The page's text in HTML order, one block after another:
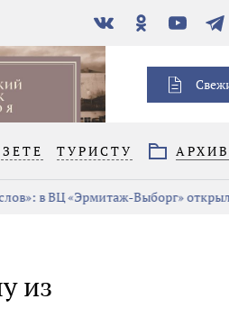
В
контакте
Одноклассники
YouTube
ТУРИСТУ АРХИВ
в ВЦ «Эрмитаж-Выборг»
из